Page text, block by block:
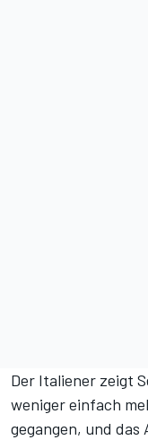
Der Italiener zeigt
weniger einfach
gegangen, und das